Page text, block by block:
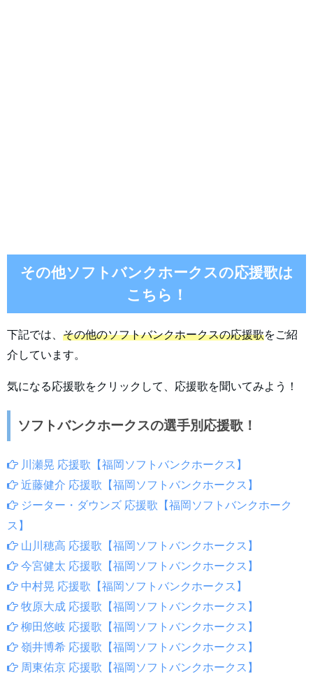
その他ソフトバンクホークスの応援歌は
こちら！
下記では、 その他のソフトバンクホークスの応援歌をご紹
介しています。
気になる応援歌をクリックして、応援歌を聞いてみよう！
ソフトバンクホークスの選手別応援歌！
川瀬晃 応援歌【福岡ソフトバンクホークス】
近藤健介 応援歌【福岡ソフトバンクホークス】
ジーター・ダウンズ 応援歌【福岡ソフトバンクホーク
ス】
山川穂高 応援歌【福岡ソフトバンクホークス】
今宮健太 応援歌【福岡ソフトバンクホークス】
中村晃 応援歌【福岡ソフトバンクホークス】
牧原大成 応援歌【福岡ソフトバンクホークス】
柳田悠岐 応援歌【福岡ソフトバンクホークス】
嶺井博希 応援歌【福岡ソフトバンクホークス】
周東佑京 応援歌【福岡ソフトバンクホークス】